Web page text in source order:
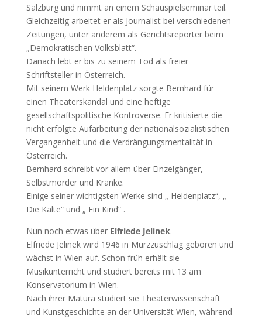
Salzburg und nimmt an einem Schauspielseminar teil.
Gleichzeitig arbeitet er als Journalist bei verschiedenen
Zeitungen, unter anderem als Gerichtsreporter beim
„Demokratischen Volksblatt“.
Danach lebt er bis zu seinem Tod als freier
Schriftsteller in Österreich.
Mit seinem Werk Heldenplatz sorgte Bernhard für
einen Theaterskandal und eine heftige
gesellschaftspolitische Kontroverse. Er kritisierte die
nicht erfolgte Aufarbeitung der nationalsozialistischen
Vergangenheit und die Verdrängungsmentalität in
Österreich.
Bernhard schreibt vor allem über Einzelgänger,
Selbstmörder und Kranke.
Einige seiner wichtigsten Werke sind „ Heldenplatz“, „
Die Kälte“ und „ Ein Kind“ .
Nun noch etwas über Elfriede Jelinek.
Elfriede Jelinek wird 1946 in Mürzzuschlag geboren und
wächst in Wien auf. Schon früh erhält sie
Musikunterricht und studiert bereits mit 13 am
Konservatorium in Wien.
Nach ihrer Matura studiert sie Theaterwissenschaft
und Kunstgeschichte an der Universität Wien, während